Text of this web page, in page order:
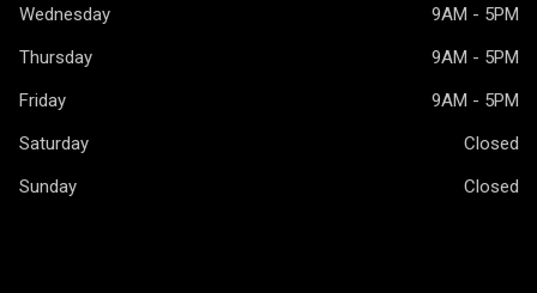
Wednesday
9AM - 5PM
Thursday
9AM - 5PM
Friday
9AM - 5PM
Saturday
Closed
Sunday
Closed